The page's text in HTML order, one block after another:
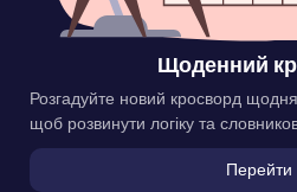
Щоденний
Розгадуйте новий кросворд
щоб розвинути логіку та
Перейти